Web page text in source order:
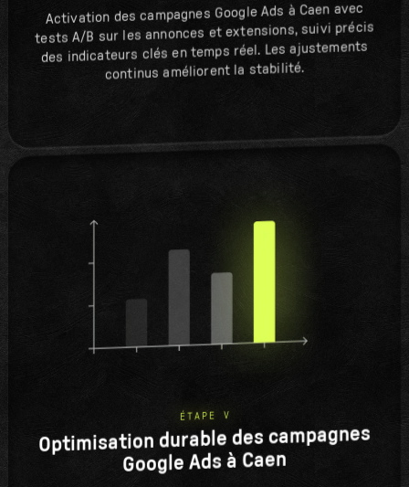
Activation des campagnes Google Ads à Caen avec
tests A/B sur les annonces et extensions, suivi précis
des indicateurs clés en temps réel. Les ajustements
continus améliorent la stabilité.
ÉTAPE V
Optimisation durable des campagnes
Google Ads à Caen